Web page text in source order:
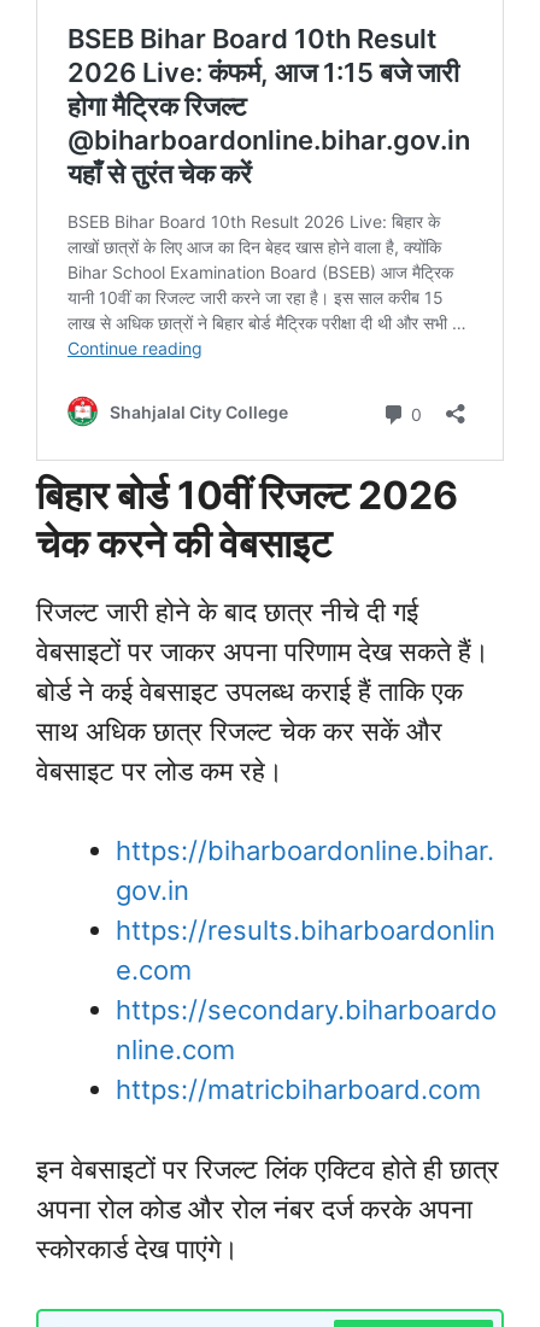
बिहार बोर्ड 10वीं रिजल्ट 2026
चेक करने की वेबसाइट
रिजल्ट जारी होने के बाद छात्र नीचे दी गई
वेबसाइटों पर जाकर अपना परिणाम देख सकते हैं।
बोर्ड ने कई वेबसाइट उपलब्ध कराई हैं ताकि एक
साथ अधिक छात्र रिजल्ट चेक कर सकें और
वेबसाइट पर लोड कम रहे।
https://biharboardonline.bihar.
gov.in
https://results.biharboardonlin
e.com
https://secondary.biharboardo
nline.com
https://matricbiharboard.com
इन वेबसाइटों पर रिजल्ट लिंक एक्टिव होते ही छात्र
अपना रोल कोड और रोल नंबर दर्ज करके अपना
स्कोरकार्ड देख पाएंगे।